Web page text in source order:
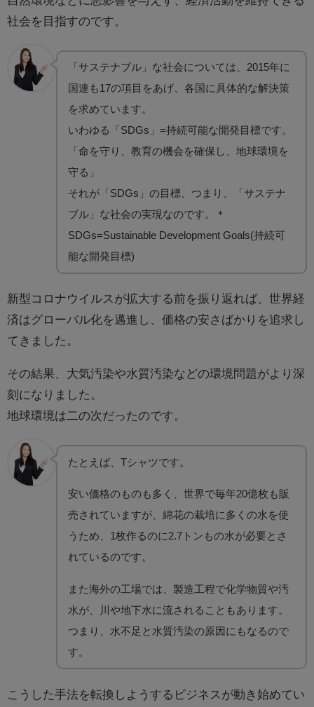
社会を目指すのです。
「サステナブル」な社会については、2015年に
国連も17の項目をあげ、各国に具体的な解決策
を求めています。
いわゆる「SDGs」=持続可能な開発目標です。
「命を守り、教育の機会を確保し、地球環境を
守る」
それが「SDGs」の目標、つまり、「サステナ
ブル」な社会の実現なのです。＊
SDGs=Sustainable Development Goals(持続可
能な開発目標)
新型コロナウイルスが拡大する前を振り返れば、世界経
済はグローバル化を邁進し、価格の安さばかりを追求し
てきました。
その結果、大気汚染や水質汚染などの環境問題がより深
刻になりました。
地球環境は二の次だったのです。
たとえば、Tシャツです。
安い価格のものも多く、世界で毎年20億枚も販
売されていますが、綿花の栽培に多くの水を使
うため、1枚作るのに2.7トンもの水が必要とさ
れているのです。
また海外の工場では、製造工程で化学物質や汚
水が、川や地下水に流されることもあります。
つまり、水不足と水質汚染の原因にもなるので
す。
こうした手法を転換しようするビジネスが動き始めてい